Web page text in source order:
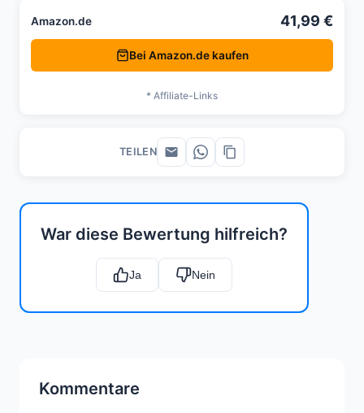
War diese Bewertung hilfreich?
Ja Nein
Kommentare
Amazon.de 41,99 €
Bei Amazon.de kaufen
* Affiliate-Links
TEILEN